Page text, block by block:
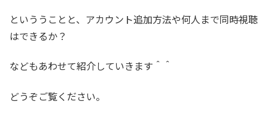
といううことと、アカウント追加方法や何人まで同時視聴
はできるか？
などもあわせて紹介していきます＾＾
どうぞご覧ください。